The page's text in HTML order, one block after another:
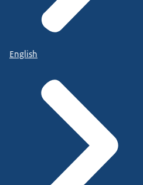
English